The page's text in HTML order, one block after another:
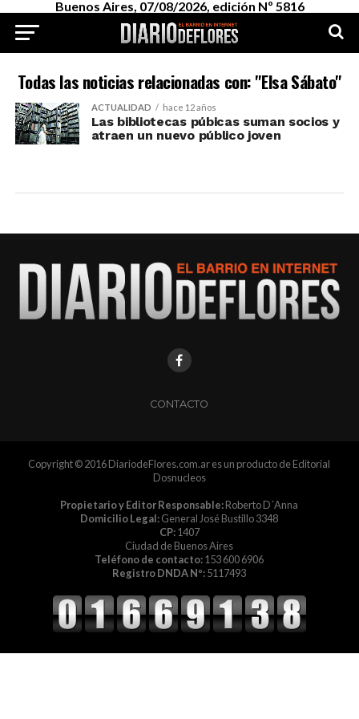
Buenos Aires, 07/08/2026, edición Nº 5816
Todas las noticias relacionadas con: "Elsa Sábato"
ACTUALIDAD hace 12 años
Las bibliotecas púbicas suman socios y
atraen un nuevo público joven
CONTACTO
Copyright © 2016 DiariodeFlores.com.ar es un producto de Editorial
Dosnucleos
Propietario y Editor Responsable:Roberto D´Anna
Domicilio Legal:General José Bustillo 3348
CP:1407
Ciudad de Buenos Aires
Teléfono de contacto:153 600 6906
Registro DNDA Nº:5117493